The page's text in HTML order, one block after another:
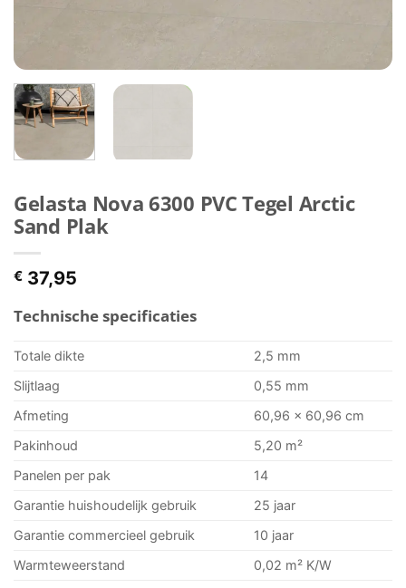
Gelasta Nova 6300 PVC Tegel Arctic
Sand Plak
€ 37,95
Technische specificaties
Totale dikte
2,5 mm
Slijtlaag
0,55 mm
Afmeting
60,96 x 60,96 cm
Pakinhoud
5,20 m²
Panelen per pak
14
Garantie huishoudelijk gebruik
25 jaar
Garantie commercieel gebruik
10 jaar
Warmteweerstand
0,02 m² K/W